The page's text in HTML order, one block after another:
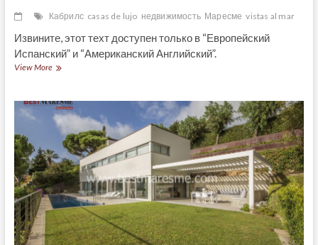
Кабрилс casas de lujo недвижимость Маресме vistas al mar
Извините, этот техт доступен только в “Европейский
Испанский” и “Американский Английский”.
View More(Español)
reformar
con
gran
parcela
en
Cabrils